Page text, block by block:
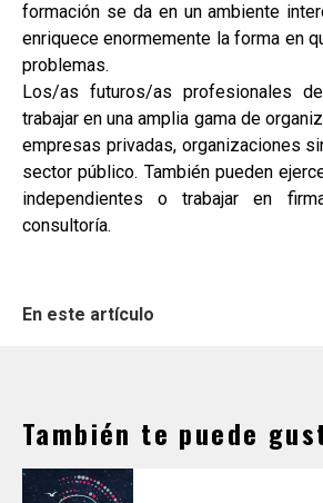
formación se da en un ambiente
enriquece enormemente la forma en
problemas.
Los/as futuros/as profesionales
trabajar en una amplia gama de
empresas privadas, organizaciones
sector público. También pueden
independientes o trabajar en
consultoría.
En este artículo
También te puede